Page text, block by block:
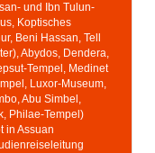
und Ibn Tulun-
Koptisches
Beni Hassan, Tell
Abydos, Dendera,
Tempel, Medinet
Luxor-Museum,
Abu Simbel,
Philae-Tempel)
in Assuan